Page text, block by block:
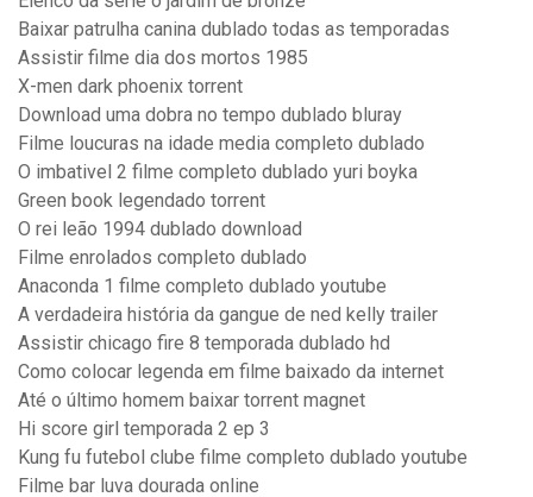
Baixar patrulha canina dublado todas as temporadas
Assistir filme dia dos mortos 1985
X-men dark phoenix torrent
Download uma dobra no tempo dublado bluray
Filme loucuras na idade media completo dublado
O imbativel 2 filme completo dublado yuri boyka
Green book legendado torrent
O rei leão 1994 dublado download
Filme enrolados completo dublado
Anaconda 1 filme completo dublado youtube
A verdadeira história da gangue de ned kelly trailer
Assistir chicago fire 8 temporada dublado hd
Como colocar legenda em filme baixado da internet
Até o último homem baixar torrent magnet
Hi score girl temporada 2 ep 3
Kung fu futebol clube filme completo dublado youtube
Filme bar luva dourada online